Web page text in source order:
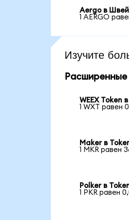
Aergo в
1 AERGO
Изучите
Расширенные
WEEX Token
1 WXT равен
Maker в
1 MKR равен
Polker в
1 PKR равен